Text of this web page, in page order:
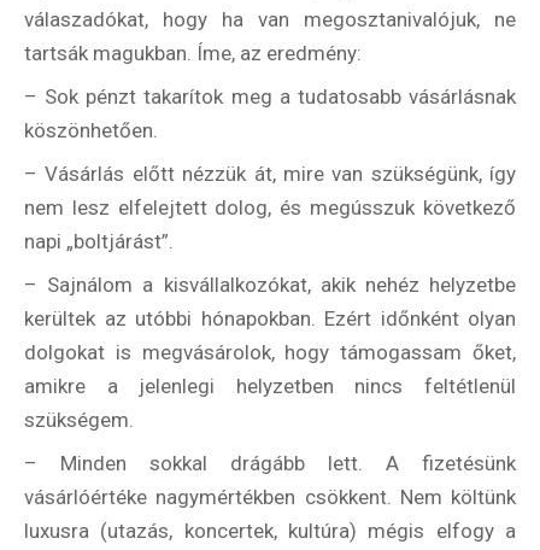
válaszadókat, hogy ha van megosztanivalójuk, ne
tartsák magukban. Íme, az eredmény:
– Sok pénzt takarítok meg a tudatosabb vásárlásnak
köszönhetően.
– Vásárlás előtt nézzük át, mire van szükségünk, így
nem lesz elfelejtett dolog, és megússzuk következő
napi „boltjárást”.
– Sajnálom a kisvállalkozókat, akik nehéz helyzetbe
kerültek az utóbbi hónapokban. Ezért időnként olyan
dolgokat is megvásárolok, hogy támogassam őket,
amikre a jelenlegi helyzetben nincs feltétlenül
szükségem.
– Minden sokkal drágább lett. A fizetésünk
vásárlóértéke nagymértékben csökkent. Nem költünk
luxusra (utazás, koncertek, kultúra) mégis elfogy a